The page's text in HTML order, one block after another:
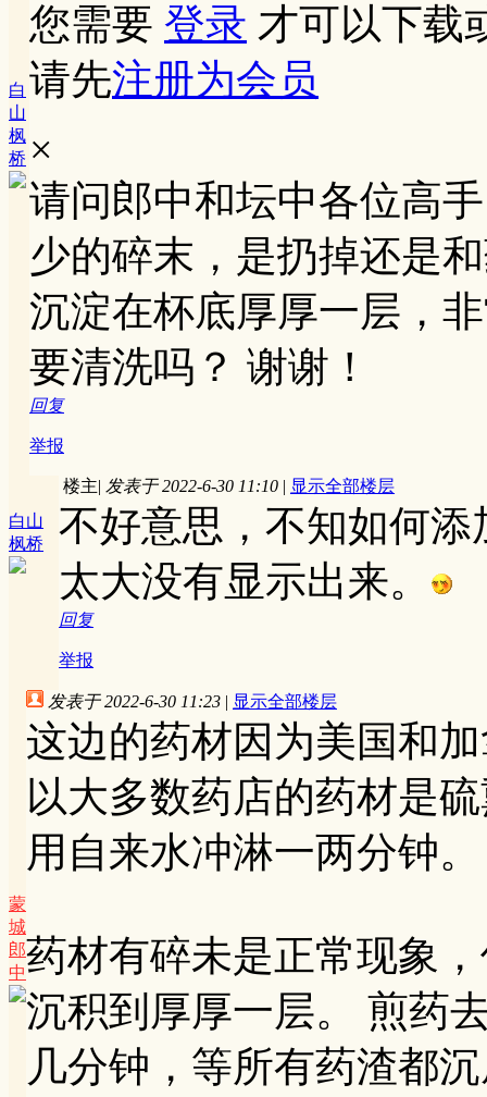
白
山
枫
桥
您需要 登录 才可以下载
请先注册为会员
×
请问郎中和坛中各位高
少的碎末，是扔掉还是
沉淀在杯底厚厚一层，
要清洗吗？ 谢谢！
回复
举报
白山
枫桥
楼主| 发表于 2022-6-30 11:10 | 显示全部楼层
不好意思，不知如何
太大没有显示出来。
回复
举报
蒙
城
郎
中
发表于 2022-6-30 11:23 | 显示全部楼层
这边的药材因为美国和
以大多数药店的药材是
用自来水冲淋一两分钟。
药材有碎未是正常现象
沉积到厚厚一层。 煎药
几分钟，等所有药渣都